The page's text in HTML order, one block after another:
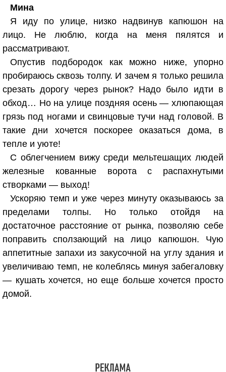
Мина
Я иду по улице, низко надвинув капюшон на
лицо. Не люблю, когда на меня пялятся и
рассматривают.
Опустив подбородок как можно ниже, упорно
пробираюсь сквозь толпу. И зачем я только решила
срезать дорогу через рынок? Надо было идти в
обход… Но на улице поздняя осень — хлюпающая
грязь под ногами и свинцовые тучи над головой. В
такие дни хочется поскорее оказаться дома, в
тепле и уюте!
С облегчением вижу среди мельтешащих людей
железные кованные ворота с распахнутыми
створками — выход!
Ускоряю темп и уже через минуту оказываюсь за
пределами толпы. Но только отойдя на
достаточное расстояние от рынка, позволяю себе
поправить сползающий на лицо капюшон. Чую
аппетитные запахи из закусочной на углу здания и
увеличиваю темп, не колеблясь минуя забегаловку
— кушать хочется, но еще больше хочется просто
домой.